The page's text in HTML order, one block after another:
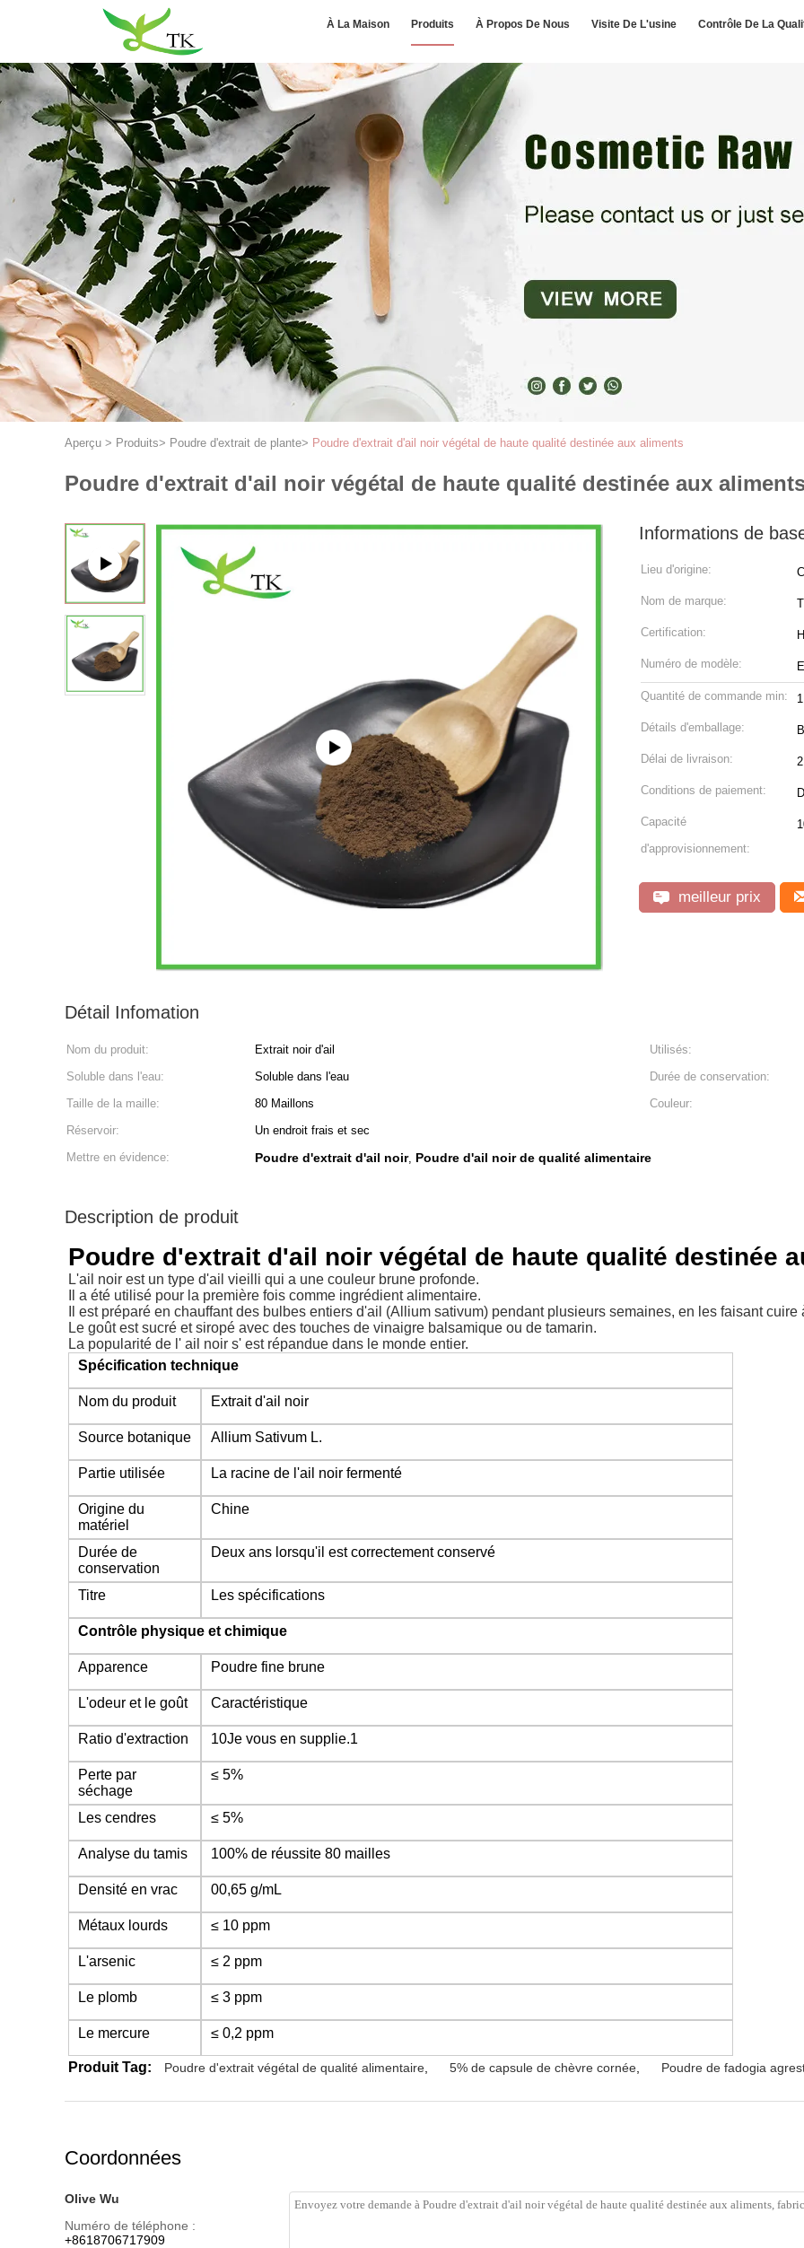
À La Maison Produits À Propos De Nous Visite De L'usine Contrôle De La
Aperçu > Produits> Poudre d'extrait de plante> Poudre d'extrait d'ail noir végétal de haute qualité destinée aux aliments
Poudre d'extrait d'ail noir végétal de haute qualité destinée aux
Informations de
Lieu d'origine:
Nom de marque:
Certification:
Numéro de modèle:
Quantité de commande min:
Détails d'emballage:
Délai de livraison:
Conditions de paiement:
Capacité
d'approvisionnement:
meilleur prix
Détail Infomation
Nom du produit: Extrait noir d'ail Utilisés:
Soluble dans l'eau:
Soluble dans l'eau Durée de conservation:
Taille de la maille:
80 Maillons Couleur:
Réservoir:
Un endroit frais et sec
Mettre en évidence:
Poudre d'extrait d'ail noir, Poudre d'ail noir de qualité alimentaire
Description de produit
Poudre d'extrait d'ail noir végétal de haute qualité destinée
L'ail noir est un type d'ail vieilli qui a une couleur brune profonde.
Il a été utilisé pour la première fois comme ingrédient alimentaire.
Il est préparé en chauffant des bulbes entiers d'ail (Allium sativum) pendant plusieurs semaines, en les faisant cuire
Le goût est sucré et siropé avec des touches de vinaigre balsamique ou de tamarin.
La popularité de l' ail noir s' est répandue dans le monde entier.
Spécification technique
Nom du produit Extrait d'ail noir
Source botanique Allium Sativum L.
Partie utilisée La racine de l'ail noir fermenté
Origine du
matériel
Chine
Durée de
conservation
Deux ans lorsqu'il est correctement conservé
Titre Les spécifications
Contrôle physique et chimique
Apparence Poudre fine brune
L'odeur et le goût Caractéristique
Ratio d'extraction 10Je vous en supplie.1
Perte par
séchage
≤ 5%
Les cendres ≤ 5%
Analyse du tamis 100% de réussite 80 mailles
Densité en vrac 00,65 g/mL
Métaux lourds ≤ 10 ppm
L'arsenic ≤ 2 ppm
Le plomb ≤ 3 ppm
Le mercure ≤ 0,2 ppm
Produit Tag: Poudre d'extrait végétal de qualité alimentaire 5% de capsule de chèvre cornée Poudre de fadogia
Coordonnées
Olive Wu
Numéro de téléphone :
+8618706717909